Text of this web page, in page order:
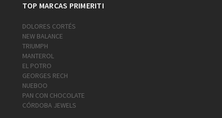
TOP MARCAS PRIMERITI
DOLORES CORTÉS
NEW BALANCE
TRIUMPH
MANTEROL
EL POTRO
GEORGES RECH
NUEBOO
PAN CON CHOCOLATE
CÓRDOBA JEWELS